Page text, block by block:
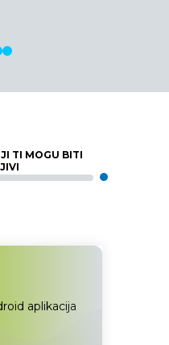
TI MOGU BITI
aplikacija